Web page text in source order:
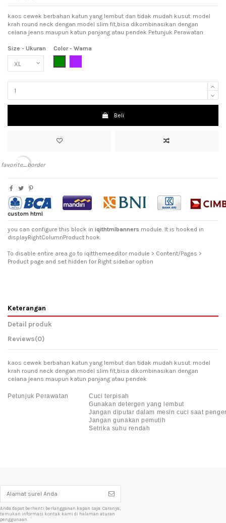
kaos cewek berbahan katun yang lembut dan tidak mudah kusut. model
krah round neck dengan model slim fit,bisa dikombinasikan dengan
celana jeans maupun katun panjang atau pendek Petunjuk Perawatan
Size - Ukuran
Color - Warna
Beli
favorite_border
custom html
you can configure this block in iqithtmlbanners module. It is hooked in
displayRightColumnProduct hook.
To disable entire area go to iqitthemeeditor module > Content/Pages >
Product page and set hidden for Right sidebar option
Keterangan
Detail produk
Reviews(0)
kaos cewek berbahan katun yang lembut dan tidak mudah kusut. model
krah round neck dengan model slim fit,bisa dikombinasikan dengan
celana jeans maupun katun panjang atau pendek
Petunjuk Perawatan
Cuci terpisah
Gunakan detergen yang lembut
Jangan diputar dalam mesin cuci saat
Jangan gunakan pemutih
Setrika suhu rendah
Anda dapat berhenti berlangganan kapan saja. Caranya,
temukan informasi kontak kami di halaman aturan
penggunaan.